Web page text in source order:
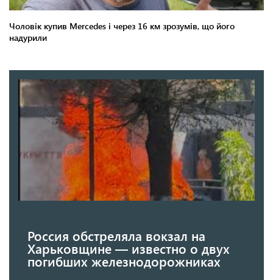
Россия обстреляла вокзал на
Харьковщине — известно о двух
погибших железнодорожниках